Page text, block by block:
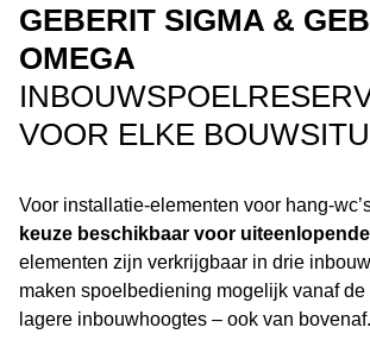
GEBERIT SIGMA &
OMEGA
VOOR ELKE
Voor installatie-elementen voor hang-
keuze beschikbaar voor
elementen zijn verkrijgbaar in drie
maken spoelbediening mogelijk vanaf
lagere inbouwhoogtes – ook van bovenaf.